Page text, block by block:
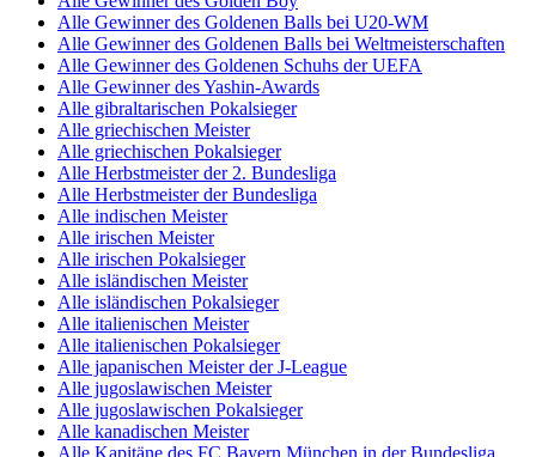
Alle Gewinner des Goldenen Balls bei U20-WM
Alle Gewinner des Goldenen Balls bei Weltmeisterschaften
Alle Gewinner des Goldenen Schuhs der UEFA
Alle Gewinner des Yashin-Awards
Alle gibraltarischen Pokalsieger
Alle griechischen Meister
Alle griechischen Pokalsieger
Alle Herbstmeister der 2. Bundesliga
Alle Herbstmeister der Bundesliga
Alle indischen Meister
Alle irischen Meister
Alle irischen Pokalsieger
Alle isländischen Meister
Alle isländischen Pokalsieger
Alle italienischen Meister
Alle italienischen Pokalsieger
Alle japanischen Meister der J-League
Alle jugoslawischen Meister
Alle jugoslawischen Pokalsieger
Alle kanadischen Meister
Alle Kapitäne des FC Bayern München in der Bundesliga